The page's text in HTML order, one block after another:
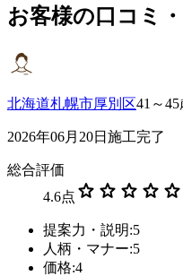
お客様の口コミ
北海道札幌市厚別区41～
2026年06月20日施工完了
総合評価
4.6点 star star star star star
提案力・説明:5
人柄・マナー:5
価格:4